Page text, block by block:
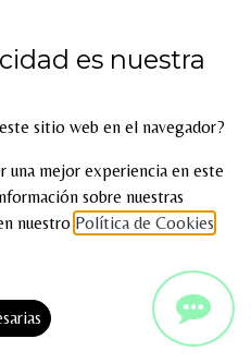
PRÓXIMOS TALLERES
es nuestra
sitio web en el navegador?
una mejor experiencia en este
sobre nuestras
nuestro Política de Cookies